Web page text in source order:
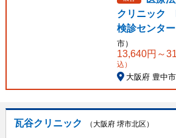
クリニック
検診センター
市）
13,640円～
込）
大阪府 豊中市
瓦谷クリニック
（大阪府 堺市北区）